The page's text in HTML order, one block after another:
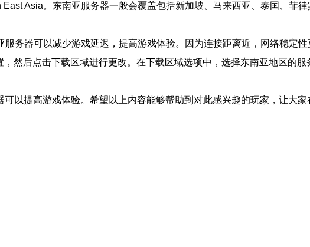
Asia。东南亚服务器一般会覆盖包括新加坡、马来西亚、泰国、菲
务器可以减少游戏延迟，提高游戏体验。因为连接距离近，网络稳定性
然后点击下载区域进行更改。在下载区域选项中，选择东南亚地区的
以提高游戏体验。希望以上内容能够帮助到对此感兴趣的玩家，让大家